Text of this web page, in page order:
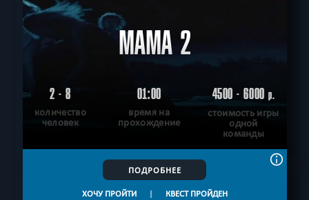
МАМА 2
2 - 8
количество
человек
01:00
время на
прохождение
4500 - 6000р.
стоимость игры
одной
команды
ПОДРОБНЕЕ
ХОЧУ ПРОЙТИ | КВЕСТ ПРОЙДЕН